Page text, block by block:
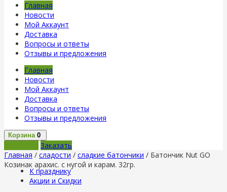
Главная
Новости
Мой Аккаунт
Доставка
Вопросы и ответы
Отзывы и предложения
Главная
Новости
Мой Аккаунт
Доставка
Вопросы и ответы
Отзывы и предложения
Корзина 0
Заказать
Главная / сладости / сладкие батончики / Батончик Nut GO
Козинак арахис. с нугой и карам. 32гр.
К празднику
Акции и Скидки